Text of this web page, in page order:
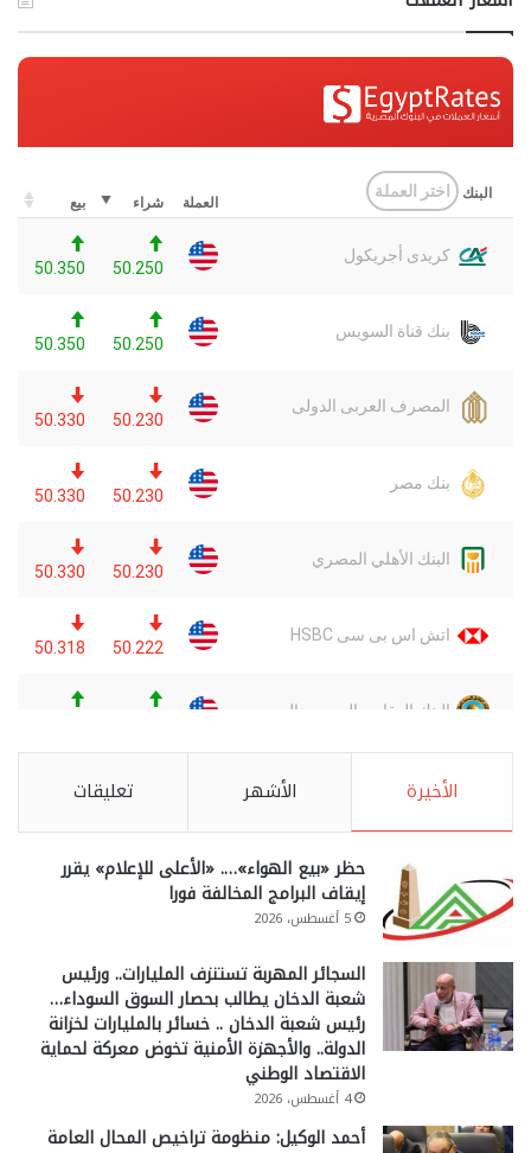
الأخيرة الأشهر تعليقات
حظر «بيع الهواء»…. «الأعلى للإعلام» يقرر
إيقاف البرامج المخالفة فورا
5 أغسطس، 2026
السجائر المهربة تستنزف المليارات.. ورئيس
شعبة الدخان يطالب بحصار السوق السوداء…
رئيس شعبة الدخان .. خسائر بالمليارات لخزانة
الدولة.. والأجهزة الأمنية تخوض معركة لحماية
الاقتصاد الوطني
4 أغسطس، 2026
أحمد الوكيل: منظومة تراخيص المحال العامة